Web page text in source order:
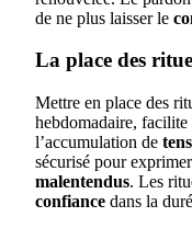
de ne plus laisser le
La place des
Mettre en place des
hebdomadaire, facilite
l’accumulation de
sécurisé pour
malentendus. Les
confiance dans la